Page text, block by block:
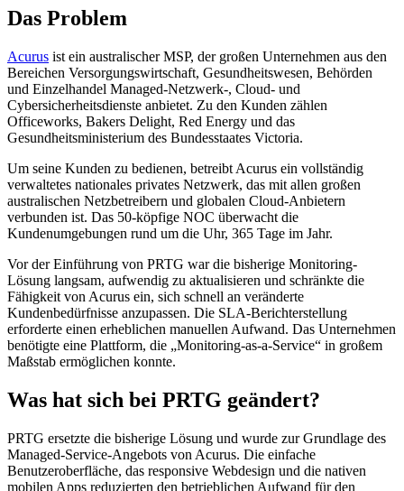
Das Problem
Acurus ist ein australischer MSP, der großen Unternehmen aus den
Bereichen Versorgungswirtschaft, Gesundheitswesen, Behörden
und Einzelhandel Managed-Netzwerk-, Cloud- und
Cybersicherheitsdienste anbietet. Zu den Kunden zählen
Officeworks, Bakers Delight, Red Energy und das
Gesundheitsministerium des Bundesstaates Victoria.
Um seine Kunden zu bedienen, betreibt Acurus ein vollständig
verwaltetes nationales privates Netzwerk, das mit allen großen
australischen Netzbetreibern und globalen Cloud-Anbietern
verbunden ist. Das 50-köpfige NOC überwacht die
Kundenumgebungen rund um die Uhr, 365 Tage im Jahr.
Vor der Einführung von PRTG war die bisherige Monitoring-
Lösung langsam, aufwendig zu aktualisieren und schränkte die
Fähigkeit von Acurus ein, sich schnell an veränderte
Kundenbedürfnisse anzupassen. Die SLA-Berichterstellung
erforderte einen erheblichen manuellen Aufwand. Das Unternehmen
benötigte eine Plattform, die „Monitoring-as-a-Service“ in großem
Maßstab ermöglichen konnte.
Was hat sich bei PRTG geändert?
PRTG ersetzte die bisherige Lösung und wurde zur Grundlage des
Managed-Service-Angebots von Acurus. Die einfache
Benutzeroberfläche, das responsive Webdesign und die nativen
mobilen Apps reduzierten den betrieblichen Aufwand für den